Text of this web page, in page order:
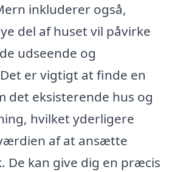
inkluderer også,
del af huset vil påvirke
udseende og
er vigtigt at finde en
det eksisterende hus og
hvilket yderligere
af at ansætte
De kan give dig en præcis